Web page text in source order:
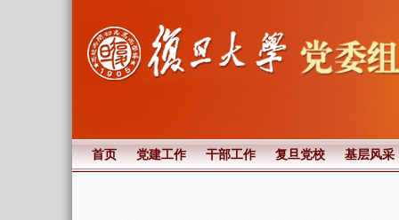
首页 党建工作 干部工作 复旦党校 基层风采